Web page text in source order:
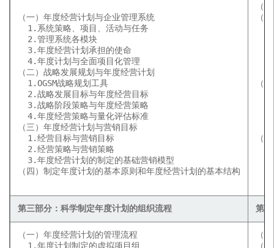
（一）年度经营计划与企业管理系统
  1.系统策略、项目、活动与任务
  2.管理系统各模块
  3.年度经营计划承担的使命
  4.年度计划与全面项目化管理
（二）战略发展规划与年度经营计划
  1.OGSM战略规划工具
  2.战略发展目标与年度经营目标
  3.战略阶段策略与年度经营策略
  4.年度经营策略与量化评估标准
（三）年度经营计划与营销目标
  1.经营目标与营销目标
  2.经营策略与营销策略
  3.年度经营计划的制定的基础营销模型
（四）制定年度计划的基本原则和年度经营计划的基本结构
（
（
（
（
第三部分：科学制定年度计划的组织流程 第
（一）年度经营计划的管理流程
  1.年度计划制定的虚拟项目组
（
（